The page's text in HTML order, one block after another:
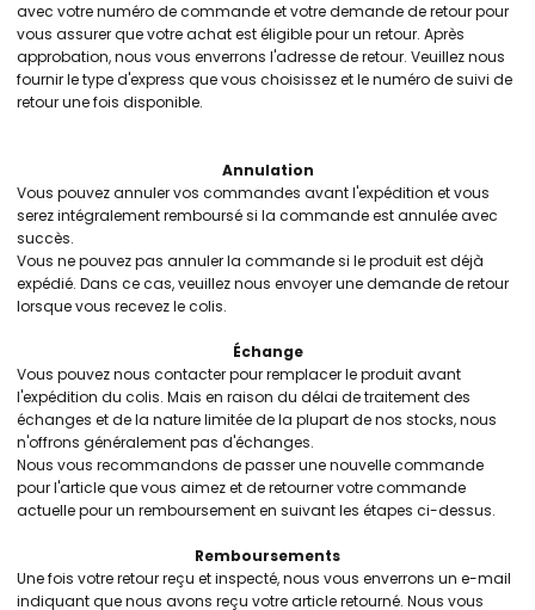
avec votre numéro de commande et votre demande de retour pour
vous assurer que votre achat est éligible pour un retour. Après
approbation, nous vous enverrons l'adresse de retour. Veuillez nous
fournir le type d'express que vous choisissez et le numéro de suivi de
retour une fois disponible.
Annulation
Vous pouvez annuler vos commandes avant l'expédition et vous
serez intégralement remboursé si la commande est annulée avec
succès.
Vous ne pouvez pas annuler la commande si le produit est déjà
expédié. Dans ce cas, veuillez nous envoyer une demande de retour
lorsque vous recevez le colis.
Échange
Vous pouvez nous contacter pour remplacer le produit avant
l'expédition du colis. Mais en raison du délai de traitement des
échanges et de la nature limitée de la plupart de nos stocks, nous
n'offrons généralement pas d'échanges.
Nous vous recommandons de passer une nouvelle commande
pour l'article que vous aimez et de retourner votre commande
actuelle pour un remboursement en suivant les étapes ci-dessus.
Remboursements
Une fois votre retour reçu et inspecté, nous vous enverrons un e-mail
indiquant que nous avons reçu votre article retourné. Nous vous